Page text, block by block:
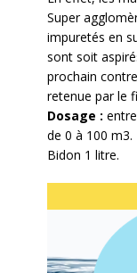
Super
impuretés en
sont soit
prochain
retenue par le
Dosage :
de 0 à 100 m3.
Bidon 1 litre.